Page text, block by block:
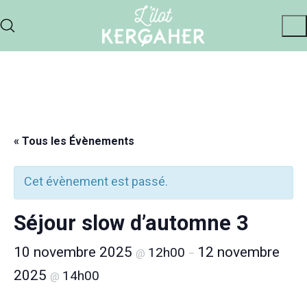
« Tous les Évènements
Cet évènement est passé.
Séjour slow d’automne 3
10 novembre 2025 @ 12h00 – 12 novembre
2025 @ 14h00